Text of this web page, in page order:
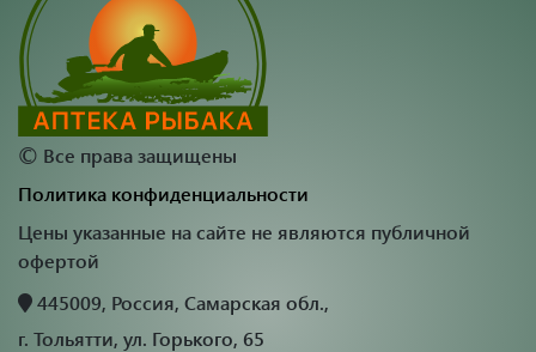
© Все права защищены
Политика конфиденциальности
Цены указанные на сайте не являются публичной
офертой
445009, Россия, Самарская обл.,
г. Тольятти, ул. Горького, 65